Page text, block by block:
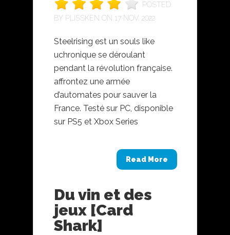
POSTED
BY PLISSKEN ON 17 NOV, 2022
Steelrising est un souls like
uchronique se déroulant
pendant la révolution française.
affrontez une armée
d’automates pour sauver la
France. Testé sur PC, disponible
sur PS5 et Xbox Series
Read More
Du vin et des
jeux [Card
Shark]